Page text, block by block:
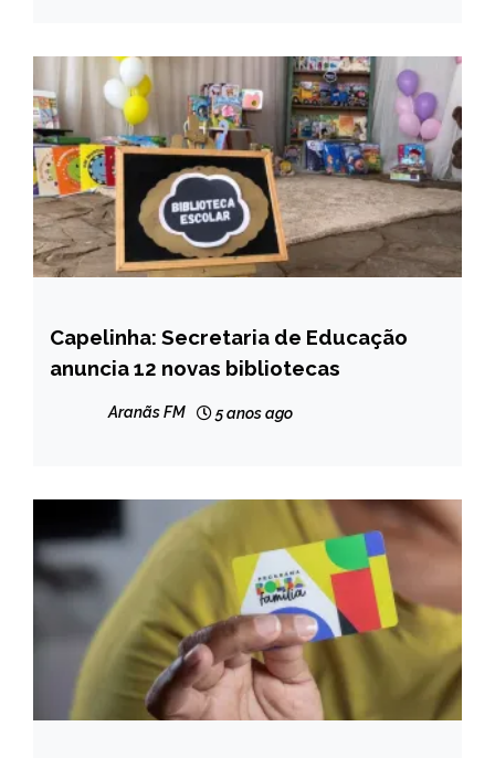
NOTÍCIAS
Capelinha: Secretaria de Educação
anuncia 12 novas bibliotecas
Aranãs FM 5 anos ago